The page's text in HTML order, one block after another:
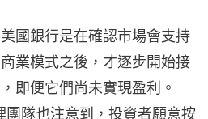
國銀行是在確認市場會支持
業模式之後，才逐步開始接
即便它們尚未實現盈利。
隊也注意到，投資者願意按